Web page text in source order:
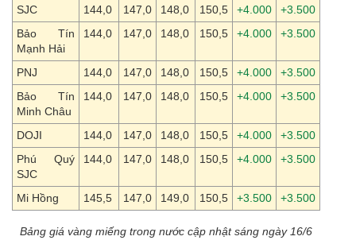
SJC
144,0 147,0 148,0 150,5 +4.000
+3.500
Bảo Tín
Mạnh Hải
144,0 147,0 148,0 150,5 +4.000 +3.500
PNJ 144,0 147,0 148,0 150,5 +4.000
+3.500
Bảo Tín
Minh Châu
144,0 147,0 148,0 150,5 +4.000 +3.500
DOJI 144,0 147,0 148,0 150,5 +4.000
+3.500
Phú Quý
SJC
144,0 147,0 148,0 150,5 +4.000 +3.500
Mi Hồng 145,5 147,0 149,0 150,5 +3.500 +3.500
Bảng giá vàng miếng trong nước cập nhật sáng ngày 16/6